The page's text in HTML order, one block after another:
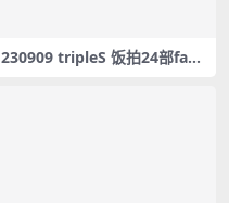
230909 tripleS 饭拍24部fanc